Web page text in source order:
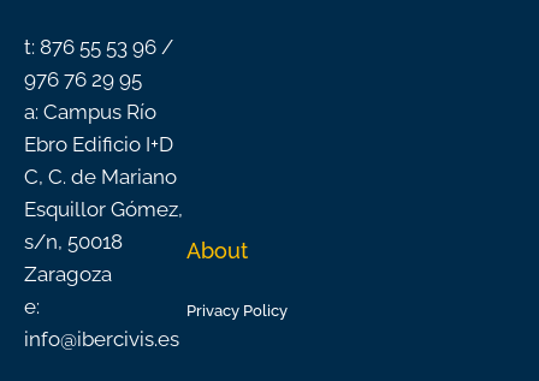
t: 876 55 53 96 /
976 76 29 95
a: Campus Río
Ebro Edificio I+D
C, C. de Mariano
Esquillor Gómez,
s/n, 50018
Zaragoza
e:
info@ibercivis.es
About
Privacy Policy